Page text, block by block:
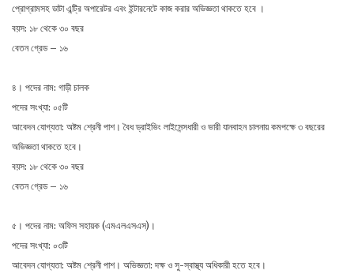
প্রােগ্রামসহ ডাটা এন্ট্রি অপারেটর এবং ইন্টারনেটে কাজ করার অভিজ্ঞতা থাকতে হবে ।
বয়স: ১৮ থেকে ৩০ বছর
বেতন গ্রেড – ১৬
৪। পদের নাম: গাড়ী চালক
পদের সংখ্যা: ০৫টি
আবেদন যোগ্যতা: অষ্টম শ্রেনী পাশ। বৈধ ড্রাইভিং লাইসেন্সধারী ও ভারী যানবাহন চালনায় কমপক্ষে ৩ বছরের
অভিজ্ঞতা থাকতে হবে।
বয়স: ১৮ থেকে ৩০ বছর
বেতন গ্রেড – ১৬
৫। পদের নাম: অফিস সহায়ক (এমএলএসএস)।
পদের সংখ্যা: ০৩টি
আবেদন যোগ্যতা: অষ্টম শ্রেনী পাশ। অভিজ্ঞতা: দক্ষ ও সু-স্বাস্থ্য অধিকারী হতে হবে।